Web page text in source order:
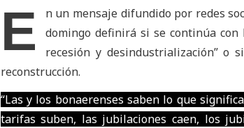
E
n un mensaje difundido por redes
domingo definirá si se continúa con
recesión y desindustrialización” o
reconstrucción.
“Las y los bonaerenses saben lo que
tarifas suben, las jubilaciones caen, los